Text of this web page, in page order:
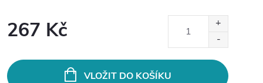
267 Kč
VLOŽIT DO KOŠÍKU